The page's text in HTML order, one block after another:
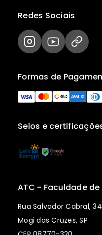
Selos e
Formas de
Redes Sociais
ATC - Faculdade
Rua Salvador Cabral,
Mogi das Cruzes, SP